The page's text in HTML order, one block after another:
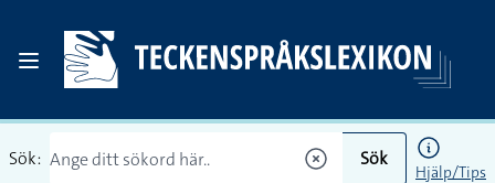
Sök: Sök
Hjälp/Tips